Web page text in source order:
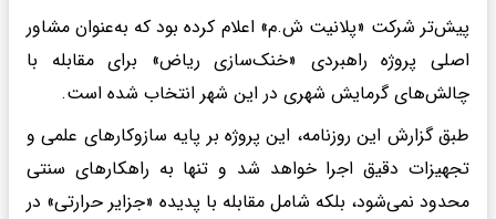
پیش‌تر شرکت «پلانیت ش.م» اعلام کرده بود که به‌عنوان مشاور
اصلی پروژه راهبردی «خنک‌سازی ریاض» برای مقابله با
چالش‌های گرمایش شهری در این شهر انتخاب شده است.
طبق گزارش این روزنامه، این پروژه بر پایه سازوکارهای علمی و
تجهیزات دقیق اجرا خواهد شد و تنها به راهکارهای سنتی
محدود نمی‌شود، بلکه شامل مقابله با پدیده «جزایر حرارتی» در